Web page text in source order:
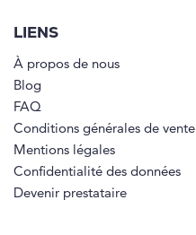
LIENS
À propos de nous
Blog
FAQ
Conditions générales de vente
Mentions légales
Confidentialité des données
Devenir prestataire